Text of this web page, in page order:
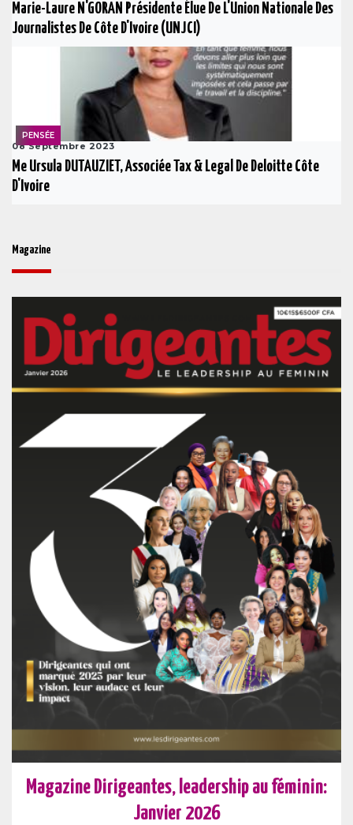
Marie-Laure N'GORAN Présidente Élue De L'Union Nationale Des
Journalistes De Côte D'Ivoire (UNJCI)
PENSÉE
08 Septembre 2023
Me Ursula DUTAUZIET, Associée Tax & Legal De Deloitte Côte
D'Ivoire
Magazine
Magazine Dirigeantes, leadership au féminin:
Janvier 2026